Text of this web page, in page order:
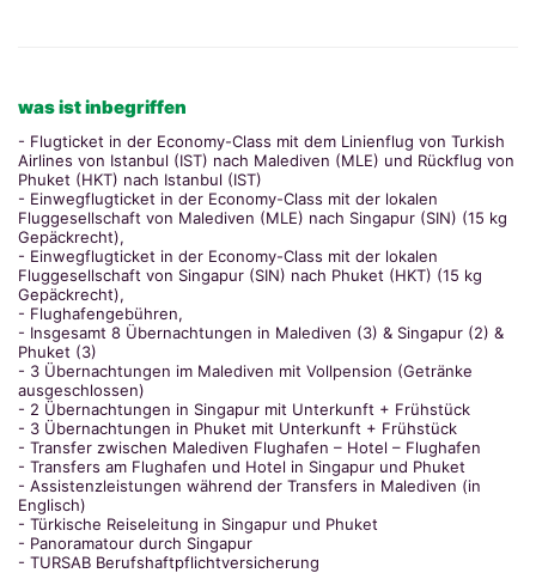
was ist inbegriffen
- Flugticket in der Economy-Class mit dem Linienflug von Turkish
Airlines von Istanbul (IST) nach Malediven (MLE) und Rückflug von
Phuket (HKT) nach Istanbul (IST)
- Einwegflugticket in der Economy-Class mit der lokalen
Fluggesellschaft von Malediven (MLE) nach Singapur (SIN) (15 kg
Gepäckrecht),
- Einwegflugticket in der Economy-Class mit der lokalen
Fluggesellschaft von Singapur (SIN) nach Phuket (HKT) (15 kg
Gepäckrecht),
- Flughafengebühren,
- Insgesamt 8 Übernachtungen in Malediven (3) & Singapur (2) &
Phuket (3)
- 3 Übernachtungen im Malediven mit Vollpension (Getränke
ausgeschlossen)
- 2 Übernachtungen in Singapur mit Unterkunft + Frühstück
- 3 Übernachtungen in Phuket mit Unterkunft + Frühstück
- Transfer zwischen Malediven Flughafen – Hotel – Flughafen
- Transfers am Flughafen und Hotel in Singapur und Phuket
- Assistenzleistungen während der Transfers in Malediven (in
Englisch)
- Türkische Reiseleitung in Singapur und Phuket
- Panoramatour durch Singapur
- TURSAB Berufshaftpflichtversicherung